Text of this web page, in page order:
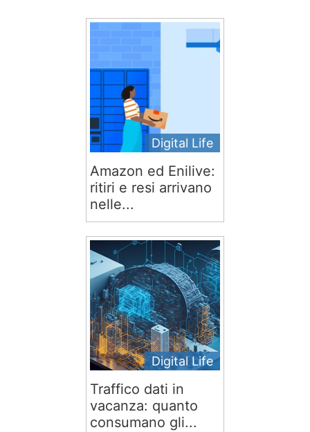
Digital Life
Amazon ed Enilive:
ritiri e resi arrivano
nelle...
Digital Life
Traffico dati in
vacanza: quanto
consumano gli...